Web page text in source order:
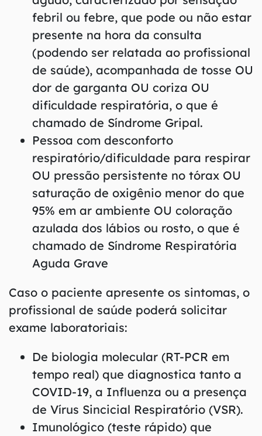
febril ou febre, que pode ou não estar
presente na hora da consulta
(podendo ser relatada ao profissional
de saúde), acompanhada de tosse OU
dor de garganta OU coriza OU
dificuldade respiratória, o que é
chamado de Síndrome Gripal.
Pessoa com desconforto
respiratório/dificuldade para respirar
OU pressão persistente no tórax OU
saturação de oxigênio menor do que
95% em ar ambiente OU coloração
azulada dos lábios ou rosto, o que é
chamado de Síndrome Respiratória
Aguda Grave
Caso o paciente apresente os sintomas, o
profissional de saúde poderá solicitar
exame laboratoriais:
De biologia molecular (RT-PCR em
tempo real) que diagnostica tanto a
COVID-19, a Influenza ou a presença
de Vírus Sincicial Respiratório (VSR).
Imunológico (teste rápido) que